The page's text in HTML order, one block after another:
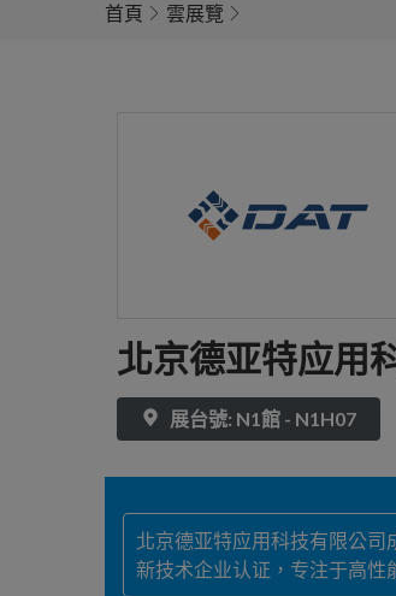
首頁 雲展覽
北京德亚特应用
展台號: N1館 - N1H07
北京德亚特应用科技有限公
新技术企业认证，专注于高性